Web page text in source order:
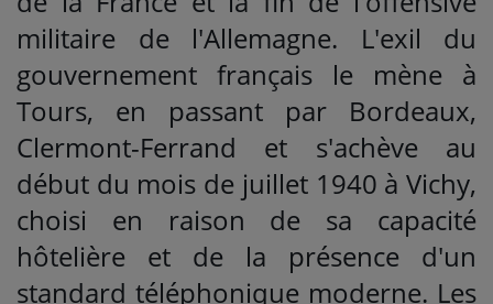
militaire de l'Allemagne. L'exil du
gouvernement français le mène à
Tours, en passant par Bordeaux,
Clermont-Ferrand et s'achève au
début du mois de juillet 1940 à Vichy,
choisi en raison de sa capacité
hôtelière et de la présence d'un
standard téléphonique moderne. Les